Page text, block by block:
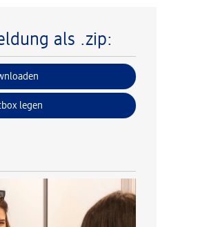
als .zip:
legen